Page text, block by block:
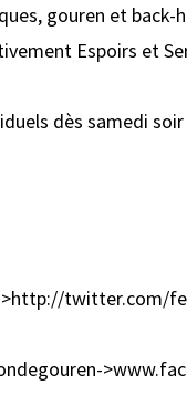
gouren et
Espoirs et
dès samedi
twitter.com/